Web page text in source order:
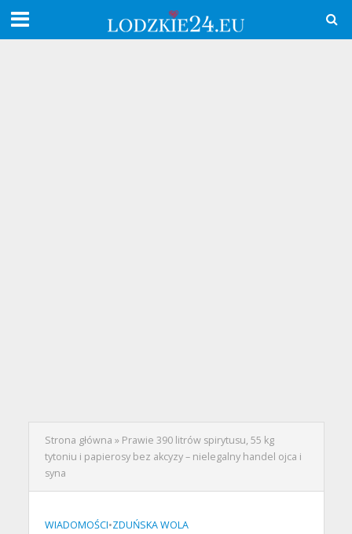
Strona główna » Prawie 390 litrów spirytusu, 55 kg
tytoniu i papierosy bez akcyzy – nielegalny handel ojca i
syna
WIADOMOŚCI•ZDUŃSKA WOLA